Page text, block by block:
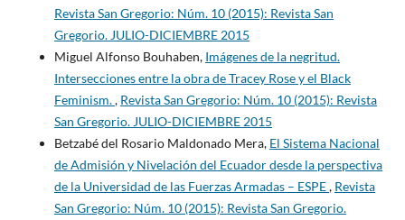
Revista San Gregorio: Núm. 10 (2015): Revista San
Gregorio. JULIO-DICIEMBRE 2015
Miguel Alfonso Bouhaben, Imágenes de la negritud.
Intersecciones entre la obra de Tracey Rose y el Black
Feminism., Revista San Gregorio: Núm. 10 (2015): Revista
San Gregorio. JULIO-DICIEMBRE 2015
Betzabé del Rosario Maldonado Mera, El Sistema Nacional
de Admisión y Nivelación del Ecuador desde la perspectiva
de la Universidad de las Fuerzas Armadas – ESPE, Revista
San Gregorio: Núm. 10 (2015): Revista San Gregorio.